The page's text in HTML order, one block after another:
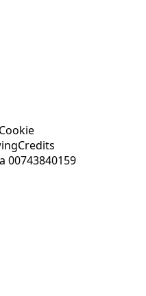
Credits
00743840159